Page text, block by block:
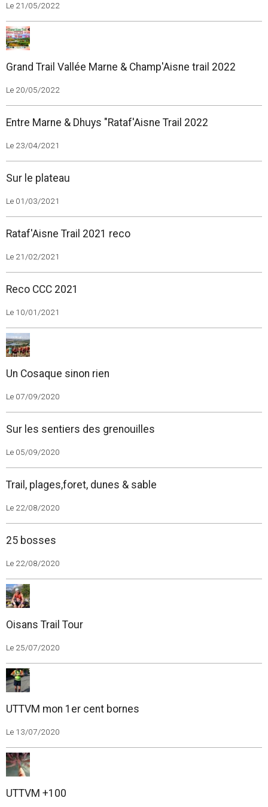
Le 21/05/2022
Grand Trail Vallée Marne & Champ'Aisne trail 2022
Le 20/05/2022
Entre Marne & Dhuys "Rataf'Aisne Trail 2022
Le 23/04/2021
Sur le plateau
Le 01/03/2021
Rataf'Aisne Trail 2021 reco
Le 21/02/2021
Reco CCC 2021
Le 10/01/2021
Un Cosaque sinon rien
Le 07/09/2020
Sur les sentiers des grenouilles
Le 05/09/2020
Trail, plages,foret, dunes & sable
Le 22/08/2020
25 bosses
Le 22/08/2020
Oisans Trail Tour
Le 25/07/2020
UTTVM mon 1er cent bornes
Le 13/07/2020
UTTVM +100